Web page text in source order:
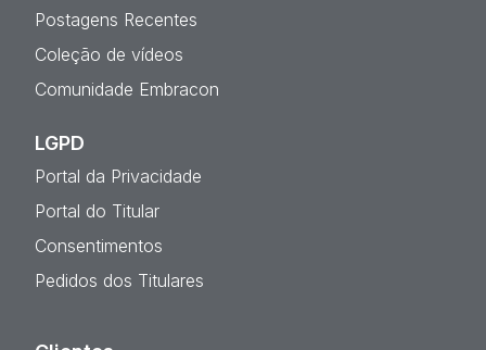
Postagens Recentes
Coleção de vídeos
Comunidade Embracon
LGPD
Portal da Privacidade
Portal do Titular
Consentimentos
Pedidos dos Titulares